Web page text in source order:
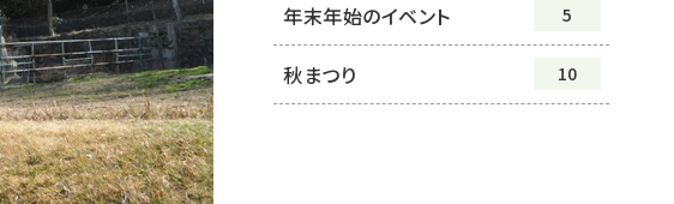
年末年始のイベント 5
秋まつり 10